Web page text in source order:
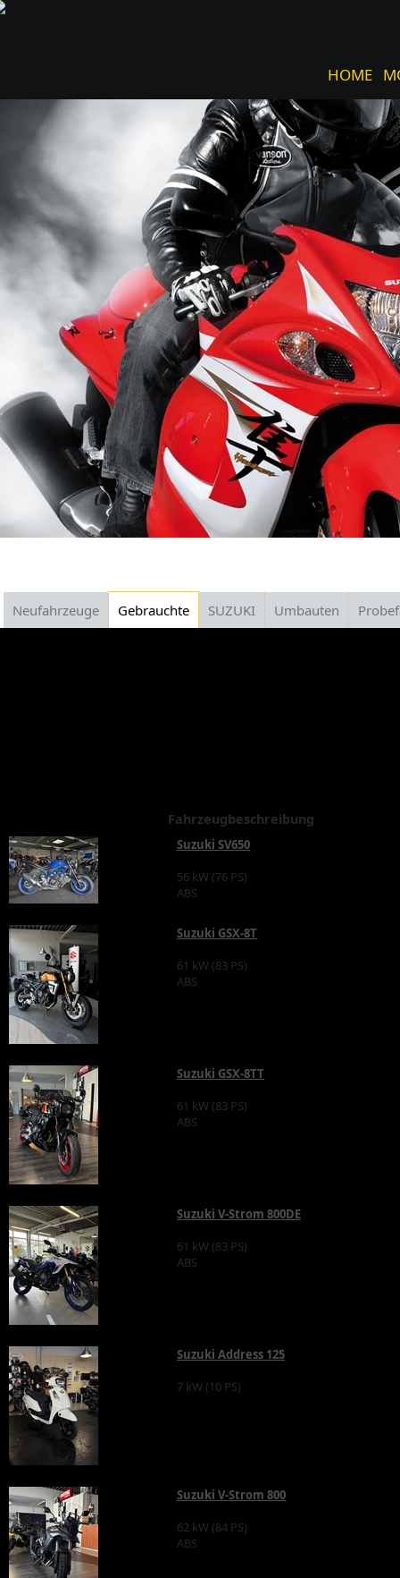
HOME
Neufahrzeuge Gebrauchte SUZUKI Umbauten
Fahrzeugbeschreibung
Suzuki SV650
56 kW (76 PS)
ABS
Suzuki GSX-8T
61 kW (83 PS)
ABS
Suzuki GSX-8TT
61 kW (83 PS)
ABS
Suzuki V-Strom 800DE
61 kW (83 PS)
ABS
Suzuki Address 125
7 kW (10 PS)
Suzuki V-Strom 800
62 kW (84 PS)
ABS